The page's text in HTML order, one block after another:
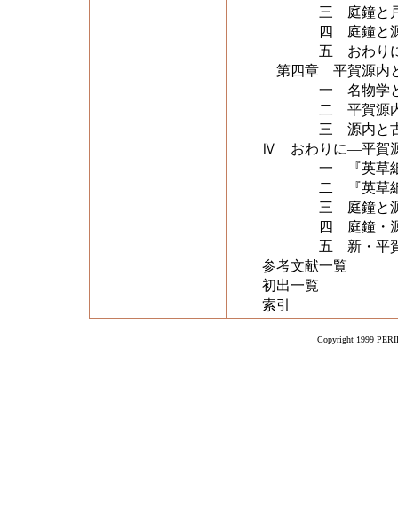
三 庭鐘と戸田
四 庭鐘と源内
五 おわり
第四章 平賀源内
一 名物学と伊
二 平賀源内と
三 源内と古
Ⅳ おわりに―平賀
一 『英草紙』
二 『英草紙』
三 庭鐘と源
四 庭鐘・源内
五 新・平賀源
参考文献一覧
初出一覧
索引
Copyright 1999